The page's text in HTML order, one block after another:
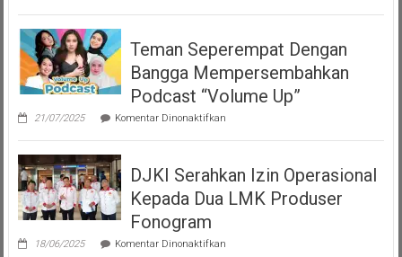
Teman Seperempat Dengan
Bangga Mempersembahkan
Podcast “Volume Up”
21/07/2025 Komentar Dinonaktifkanpada
Seperempat
Bangga
Mempersembahkan
Podcast
DJKI Serahkan Izin Operasional
Kepada Dua LMK Produser
Fonogram
18/06/2025 Komentar Dinonaktifkanpada